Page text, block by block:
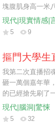
塊腹肌身高一米八八!】 【實際上
小天電話手錶,八
【馬上就要奔現了,
了一半,但丟不起
【你口中一米八
面基!】 帖主唯唯諾諾:【......好吧,我去求求
他。】 下一秒,死對頭手機震響。 聽筒裡漏出
一絲小孩的辣條音: 「哥哥,我跪下來求你
行不行?」
現代|現實情感|
5 9
摳門大學生
我第二次直播招
砸一萬個嘉年華
的已經搶先刷了
魂名額。 「大師
失蹤五年的人，
現代|腦洞|驚悚
5 32